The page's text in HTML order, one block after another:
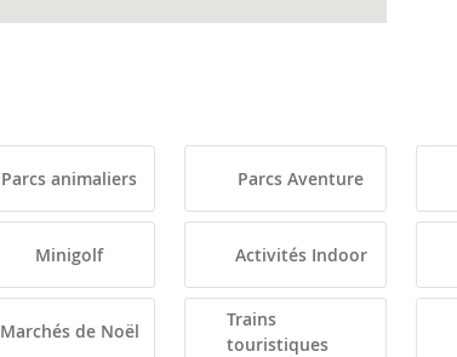
Parcs animaliers Parcs Aventure
Minigolf Activités Indoor
Marchés de Noël
Trains
touristiques